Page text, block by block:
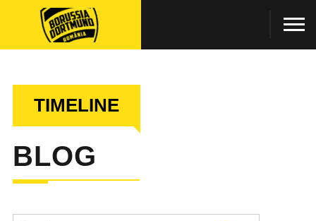
TIMELINE
BLOG